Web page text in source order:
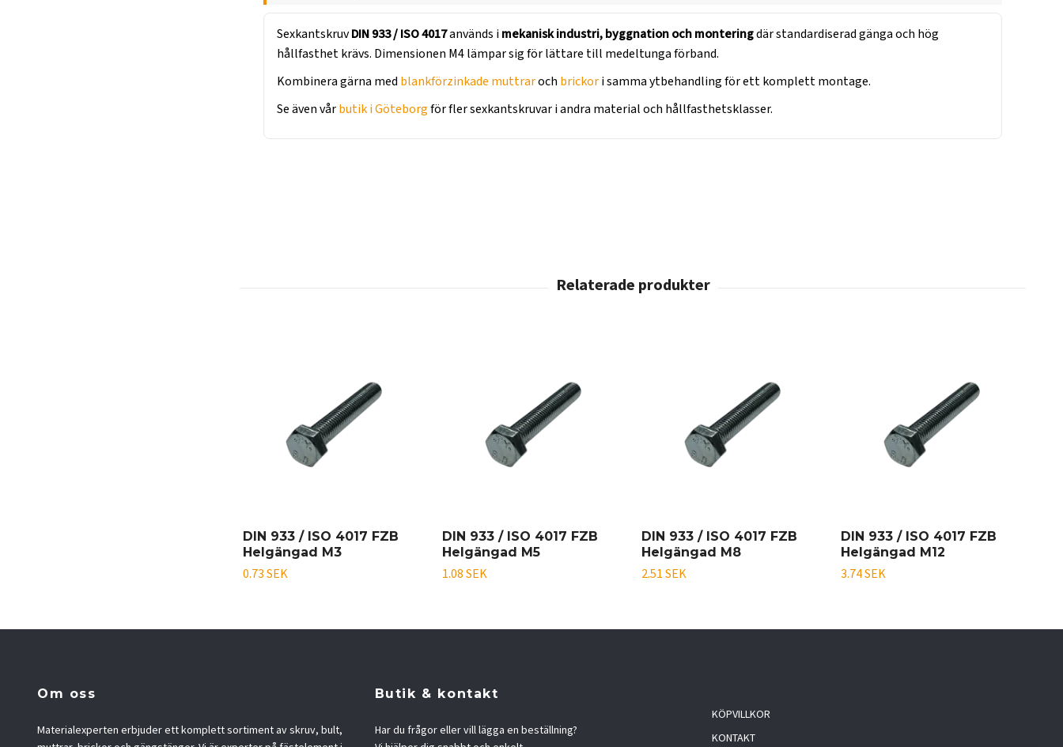
SexkantskruvDIN 933 / ISO 4017används imekanisk industri, byggnation och monteringdär standardiserad gänga och hög
hållfasthet krävs. Dimensionen M4 lämpar sig för lättare till medeltunga förband.
Kombinera gärna med blankförzinkade muttraroch brickori samma ytbehandling för ett komplett montage.
Se även vårbutik i Göteborgför fler sexkantskruvar i andra material och hållfasthetsklasser.
DIN 933 / ISO 4017 FZB
Helgängad M3
0.73 SEK
DIN 933 / ISO 4017 FZB
Helgängad M5
1.08 SEK
DIN 933 / ISO 4017 FZB
Helgängad M8
2.51 SEK
DIN 933 / ISO 4017 FZB
Helgängad M12
3.74 SEK
Om oss
Materialexperten erbjuder ett komplett sortiment av skruv, bult,
Butik & kontakt
Har du frågor eller vill lägga en beställning?
KÖPVILLKOR
KONTAKT